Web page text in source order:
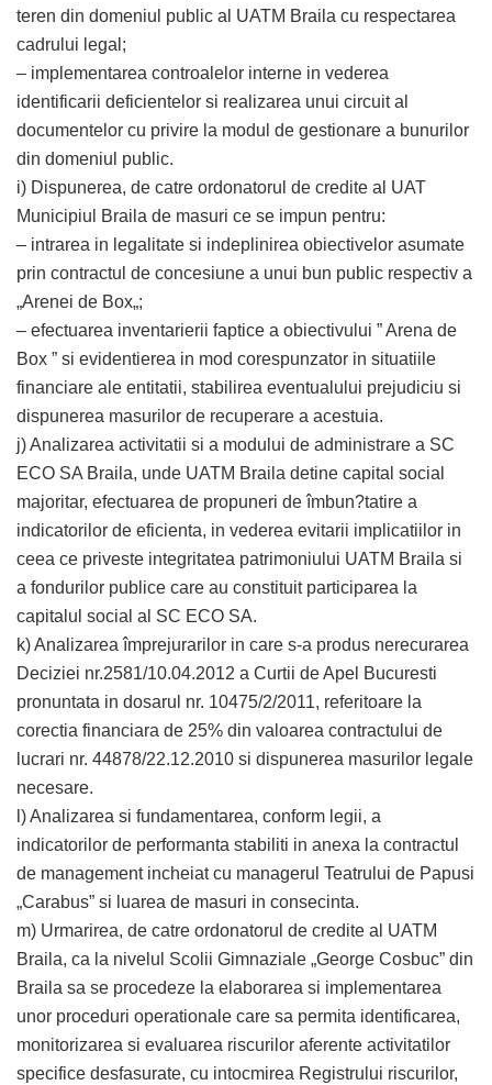
teren din domeniul public al UATM Braila cu respectarea
cadrului legal;
– implementarea controalelor interne in vederea
identificarii deficientelor si realizarea unui circuit al
documentelor cu privire la modul de gestionare a bunurilor
din domeniul public.
i) Dispunerea, de catre ordonatorul de credite al UAT
Municipiul Braila de masuri ce se impun pentru:
– intrarea in legalitate si indeplinirea obiectivelor asumate
prin contractul de concesiune a unui bun public respectiv a
„Arenei de Box„;
– efectuarea inventarierii faptice a obiectivului ” Arena de
Box ” si evidentierea in mod corespunzator in situatiile
financiare ale entitatii, stabilirea eventualului prejudiciu si
dispunerea masurilor de recuperare a acestuia.
j) Analizarea activitatii si a modului de administrare a SC
ECO SA Braila, unde UATM Braila detine capital social
majoritar, efectuarea de propuneri de îmbun?tatire a
indicatorilor de eficienta, in vederea evitarii implicatiilor in
ceea ce priveste integritatea patrimoniului UATM Braila si
a fondurilor publice care au constituit participarea la
capitalul social al SC ECO SA.
k) Analizarea împrejurarilor in care s-a produs nerecurarea
Deciziei nr.2581/10.04.2012 a Curtii de Apel Bucuresti
pronuntata in dosarul nr. 10475/2/2011, referitoare la
corectia financiara de 25% din valoarea contractului de
lucrari nr. 44878/22.12.2010 si dispunerea masurilor legale
necesare.
l) Analizarea si fundamentarea, conform legii, a
indicatorilor de performanta stabiliti in anexa la contractul
de management incheiat cu managerul Teatrului de Papusi
„Carabus” si luarea de masuri in consecinta.
m) Urmarirea, de catre ordonatorul de credite al UATM
Braila, ca la nivelul Scolii Gimnaziale „George Cosbuc” din
Braila sa se procedeze la elaborarea si implementarea
unor proceduri operationale care sa permita identificarea,
monitorizarea si evaluarea riscurilor aferente activitatilor
specifice desfasurate, cu intocmirea Registrului riscurilor,